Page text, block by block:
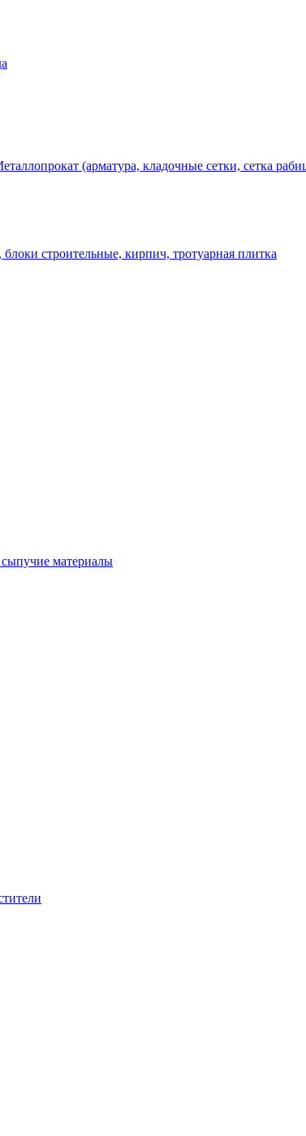
(арматура, кладочные сетки, сетка
строительные, кирпич, тротуарная плитка
материалы